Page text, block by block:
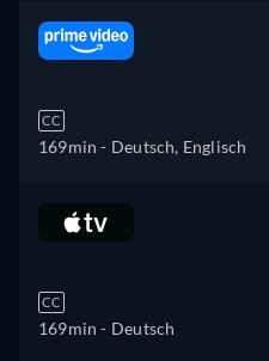
CC
169min - Deutsch, Englisch
CC
169min - Deutsch